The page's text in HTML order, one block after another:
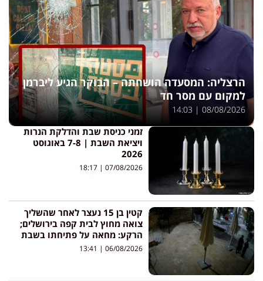
הרצליה: המסעדה הושחתה – הבוקר הגיע ליברמן
למקום עם מסר חד
08/08/2026
זמני כניסת שבת והדלקת הנרות
ויציאת השבת | 7-8 באוגוסט
2026
07/08/2026
קטין בן 15 נעצר לאחר שהשליך
צואה מחוץ לבית קפה בירושלים;
הרקע: מחאה על פתיחתו בשבת
06/08/2026